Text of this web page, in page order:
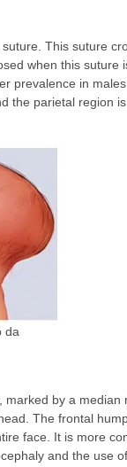
This suture
when this suture
prevalence in
the parietal region
da
by a median
The frontal
face. It is more
and the use